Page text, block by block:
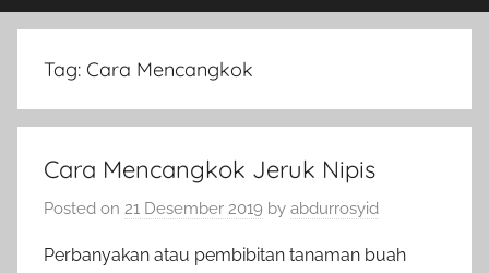
Tag: Cara Mencangkok
Cara Mencangkok Jeruk Nipis
Posted on 21 Desember 2019 by abdurrosyid
Perbanyakan atau pembibitan tanaman buah